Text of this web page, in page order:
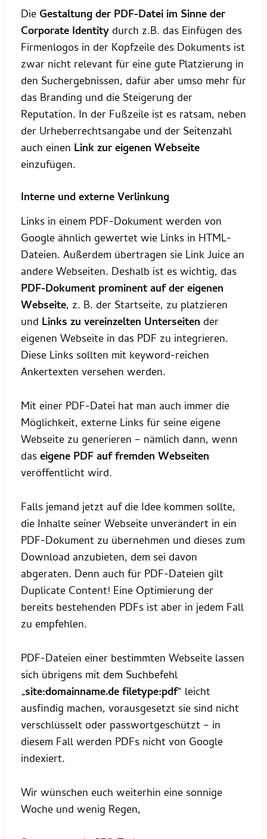
Die Gestaltung der PDF-Datei im Sinne der
Corporate Identitydurch z.B. das Einfügen des
Firmenlogos in der Kopfzeile des Dokuments ist
zwar nicht relevant für eine gute Platzierung in
den Suchergebnissen, dafür aber umso mehr für
das Branding und die Steigerung der
Reputation. In der Fußzeile ist es ratsam, neben
der Urheberrechtsangabe und der Seitenzahl
auch einen Link zur eigenen Webseite
einzufügen.
Interne und externe Verlinkung
Links in einem PDF-Dokument werden von
Google ähnlich gewertet wie Links in HTML-
Dateien. Außerdem übertragen sie Link Juice an
andere Webseiten. Deshalb ist es wichtig, das
PDF-Dokument prominent auf der eigenen
Webseite, z. B. der Startseite, zu platzieren
und Links zu vereinzelten Unterseiten der
eigenen Webseite in das PDF zu integrieren.
Diese Links sollten mit keyword-reichen
Ankertexten versehen werden.
Mit einer PDF-Datei hat man auch immer die
Möglichkeit, externe Links für seine eigene
Webseite zu generieren – nämlich dann, wenn
daseigene PDF auf fremden Webseiten
veröffentlicht wird.
Falls jemand jetzt auf die Idee kommen sollte,
die Inhalte seiner Webseite unverändert in ein
PDF-Dokument zu übernehmen und dieses zum
Download anzubieten, dem sei davon
abgeraten. Denn auch für PDF-Dateien gilt
Duplicate Content! Eine Optimierung der
bereits bestehenden PDFs ist aber in jedem Fall
zu empfehlen.
PDF-Dateien einer bestimmten Webseite lassen
sich übrigens mit dem Suchbefehl
„site:domainname.de filetype:pdf“ leicht
ausfindig machen, vorausgesetzt sie sind nicht
verschlüsselt oder passwortgeschützt – in
diesem Fall werden PDFs nicht von Google
indexiert.
Wir wünschen euch weiterhin eine sonnige
Woche und wenig Regen,